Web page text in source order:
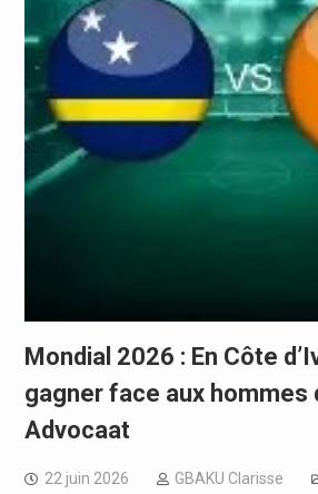
Mondial 2026 : En Côte
gagner face aux hommes
Advocaat
22 juin 2026 GBAKU Clarisse